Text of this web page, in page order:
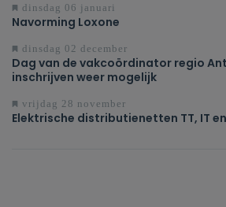
dinsdag 06 januari
Navorming Loxone
dinsdag 02 december
Dag van de vakcoördinator regio
inschrijven weer mogelijk
vrijdag 28 november
Elektrische distributienetten TT, IT en